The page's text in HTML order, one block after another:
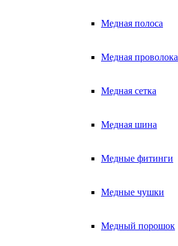
Медная полоса
Медная проволока
Медная сетка
Медная шина
Медные фитинги
Медные чушки
Медный порошок